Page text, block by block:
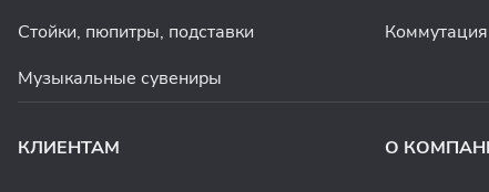
Стойки, пюпитры, подставки
Коммутация
Музыкальные сувениры
КЛИЕНТАМ О